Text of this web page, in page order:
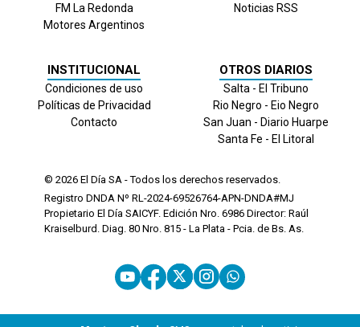
FM La Redonda
Motores Argentinos
Noticias RSS
INSTITUCIONAL
Condiciones de uso
Políticas de Privacidad
Contacto
OTROS DIARIOS
Salta - El Tribuno
Rio Negro - Eio Negro
San Juan - Diario Huarpe
Santa Fe - El Litoral
© 2026 El Día SA - Todos los derechos reservados.
Registro DNDA Nº RL-2024-69526764-APN-DNDA#MJ
Propietario El Día SAICYF. Edición Nro. 6986 Director: Raúl
Kraiselburd. Diag. 80 Nro. 815 - La Plata - Pcia. de Bs. As.